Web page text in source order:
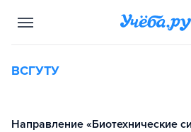
ВСГУТУ
Направление «Биотехнические